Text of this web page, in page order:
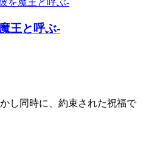
王と呼ぶ-
し同時に、約束された祝福で